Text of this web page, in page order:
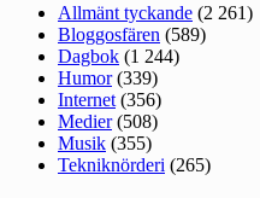
Allmänt tyckande (2 261)
Bloggosfären (589)
Dagbok (1 244)
Humor(339)
Internet (356)
Medier(508)
Musik (355)
Tekniknörderi (265)